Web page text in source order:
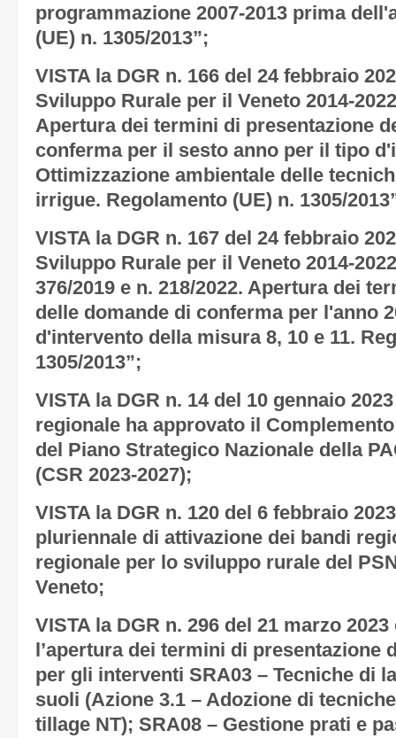
programmazione 2007-2013 prima
(UE) n. 1305/2013”;
VISTA la DGR n. 166 del 24 febbraio
Sviluppo Rurale per il Veneto 2014-
Apertura dei termini di presentazione
conferma per il sesto anno per il tipo
Ottimizzazione ambientale delle
irrigue. Regolamento (UE) n. 1305/
VISTA la DGR n. 167 del 24 febbraio
Sviluppo Rurale per il Veneto 2014-
376/2019 e n. 218/2022. Apertura dei
delle domande di conferma per l'anno
d'intervento della misura 8, 10 e 11.
1305/2013”;
VISTA la DGR n. 14 del 10 gennaio
regionale ha approvato il
del Piano Strategico Nazionale della
(CSR 2023-2027);
VISTA la DGR n. 120 del 6 febbraio
pluriennale di attivazione dei bandi
regionale per lo sviluppo rurale del
Veneto;
VISTA la DGR n. 296 del 21 marzo
l’apertura dei termini di presentazione
per gli interventi SRA03 – Tecniche di
suoli (Azione 3.1 – Adozione di
tillage NT); SRA08 – Gestione prati e